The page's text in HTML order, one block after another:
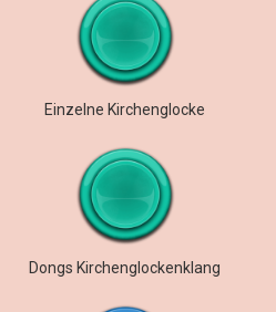
Einzelne Kirchenglocke
Dongs Kirchenglockenklang